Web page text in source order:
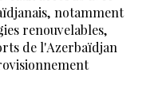
notamment
renouvelables,
de l'Azerbaïdjan